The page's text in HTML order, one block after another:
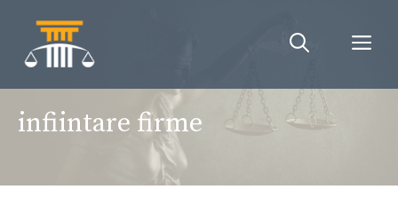
conținut
infiintare firme